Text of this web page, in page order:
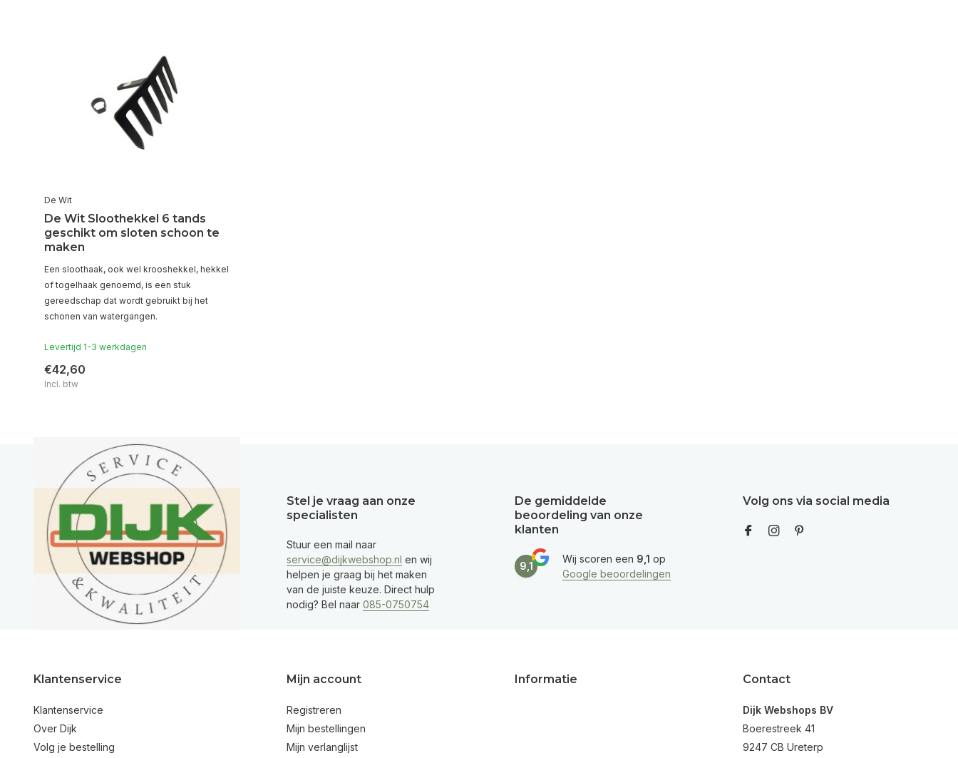
De Wit
De Wit Sloothekkel 6 tands
geschikt om sloten schoon te
maken
Een sloothaak, ook wel krooshekkel, hekkel
of togelhaak genoemd, is een stuk
gereedschap dat wordt gebruikt bij het
schonen van watergangen.
Levertijd 1-3 werkdagen
€42,60
Incl. btw
Stel je vraag aan onze
specialisten
Stuur een mail naar
service@dijkwebshop.nl en wij
helpen je graag bij het maken
van de juiste keuze. Direct hulp
nodig? Bel naar 085-0750754
De gemiddelde
beoordeling van onze
klanten
9,1
Wij scoren een 9,1 op
Google beoordelingen
Volg ons via social media
Klantenservice
Klantenservice
Over Dijk
Volg je bestelling
Mijn account
Registreren
Mijn bestellingen
Mijn verlanglijst
Informatie Contact
Dijk Webshops BV
Boerestreek 41
9247 CB Ureterp